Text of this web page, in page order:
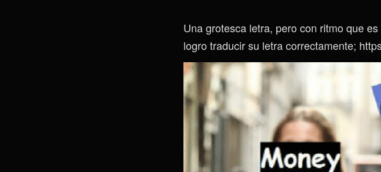
Una grotesca letra, pero con ritmo que
logro traducir su letra correctamente;